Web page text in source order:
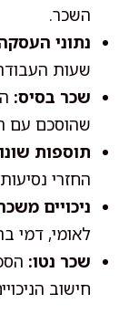
השכר.
נתוני
שעות
שכר בסיס:
שהוסכם עם
תוספות
החזרי
ניכויים
לאומי, דמי
שכר נטו:
חישוב